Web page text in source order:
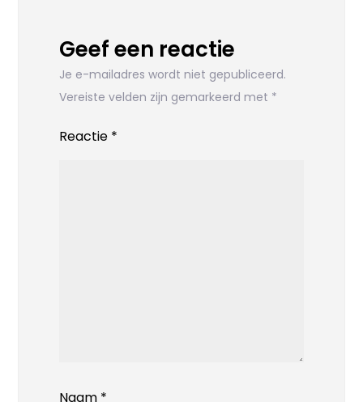
Geef een reactie
Je e-mailadres wordt niet gepubliceerd.
Vereiste velden zijn gemarkeerd met *
Reactie *
Naam *